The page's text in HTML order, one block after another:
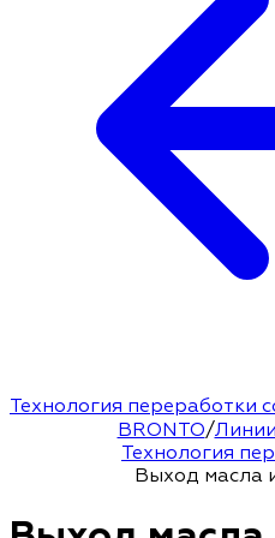
Технология переработки
BRONTO/
Технология
Выход масла